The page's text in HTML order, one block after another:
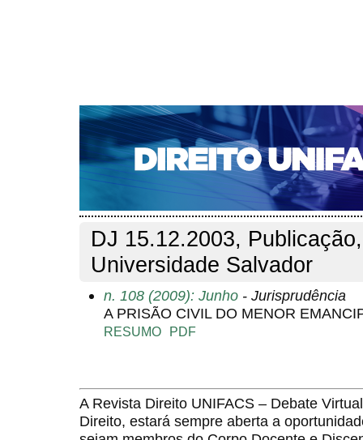
CAPA SOBRE ACESSO CADASTRO
NOTÍCIAS
EDIÇÕES DE Nº 1 A 100 WEBMAIL
Capa>Pesquisa> Perfil do autor
Perfil do autor
DJ 15.12.2003, Publicação,
Universidade Salvador
n. 108 (2009): Junho - Jurisprudência
A PRISÃO CIVIL DO MENOR
RESUMO PDF
A Revista Direito UNIFACS – Debate
Direito, estará sempre aberta a